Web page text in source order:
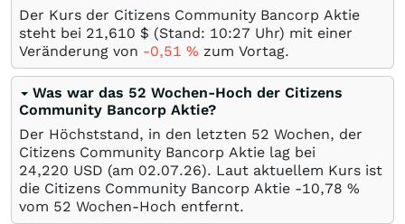
Der Kurs der Citizens Community Bancorp Aktie
steht bei 21,610 $ (Stand: 10:27 Uhr) mit einer
Veränderung von -0,51 % zum Vortag.
Was war das 52 Wochen-Hoch der Citizens
Community Bancorp Aktie?
Der Höchststand, in den letzten 52 Wochen, der
Citizens Community Bancorp Aktie lag bei
24,220 USD (am 02.07.26). Laut aktuellem Kurs ist
die Citizens Community Bancorp Aktie -10,78 %
vom 52 Wochen-Hoch entfernt.